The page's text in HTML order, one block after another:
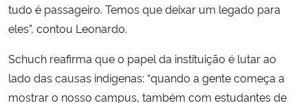
tudo é passageiro. Temos que deixar um legado para
eles”, contou Leonardo.
Schuch reafirma que o papel da instituição é lutar ao
lado das causas indígenas: “quando a gente começa a
mostrar o nosso campus, também com estudantes de